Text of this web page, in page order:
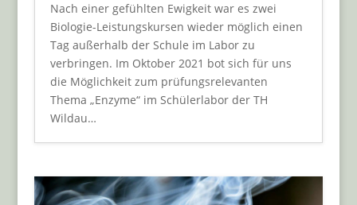
Nach einer gefühlten Ewigkeit war es zwei
Biologie-Leistungskursen wieder möglich einen
Tag außerhalb der Schule im Labor zu
verbringen. Im Oktober 2021 bot sich für uns
die Möglichkeit zum prüfungsrelevanten
Thema „Enzyme“ im Schülerlabor der TH
Wildau…